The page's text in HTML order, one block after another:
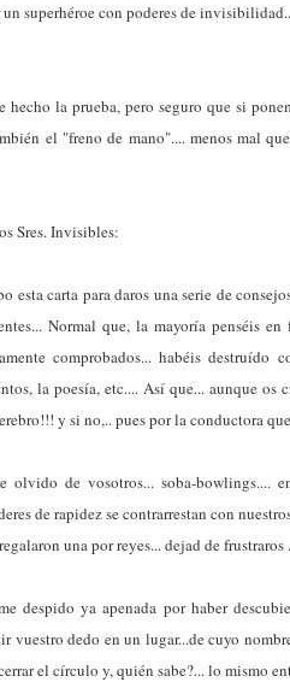
un superhéroe con poderes de
hecho la prueba, pero seguro que si
el "freno de mano".... menos mal
Sres. Invisibles:
esta carta para daros una serie de
Normal que, la mayoría penséis
comprobados... habéis
la poesía, etc.... Así que... aunque os
y si no,.. pues por la conductora
olvido de vosotros... soba-bowlings....
de rapidez se contrarrestan con
una por reyes... dejad de
despido ya apenada por haber
vuestro dedo en un lugar...de cuyo
el círculo y, quién sabe?... lo mismo